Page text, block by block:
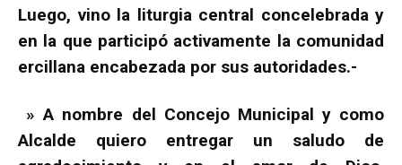
Luego, vino la liturgia central concelebrada y
en la que participó activamente la comunidad
ercillana encabezada por sus autoridades.-
» A nombre del Concejo Municipal y como
Alcalde quiero entregar un saludo de